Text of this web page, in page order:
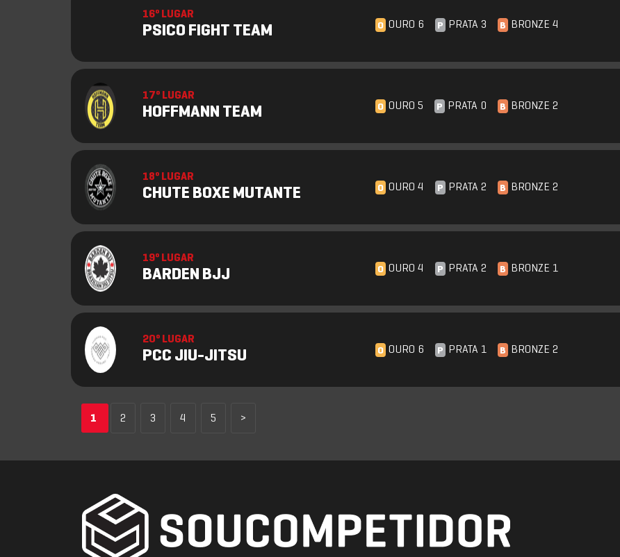
16º LUGAR
PSICO FIGHT TEAM O OURO 6 P PRATA 3 B BRONZE 4
17º LUGAR
HOFFMANN TEAM O OURO 5 P PRATA 0 B BRONZE 2
18º LUGAR
CHUTE BOXE MUTANTE O OURO 4 P PRATA 2 B BRONZE 2
19º LUGAR
BARDEN BJJ O OURO 4 P PRATA 2 B BRONZE 1
20º LUGAR
PCC JIU-JITSU O OURO 6 P PRATA 1 B BRONZE 2
1 2 3 4 5 >